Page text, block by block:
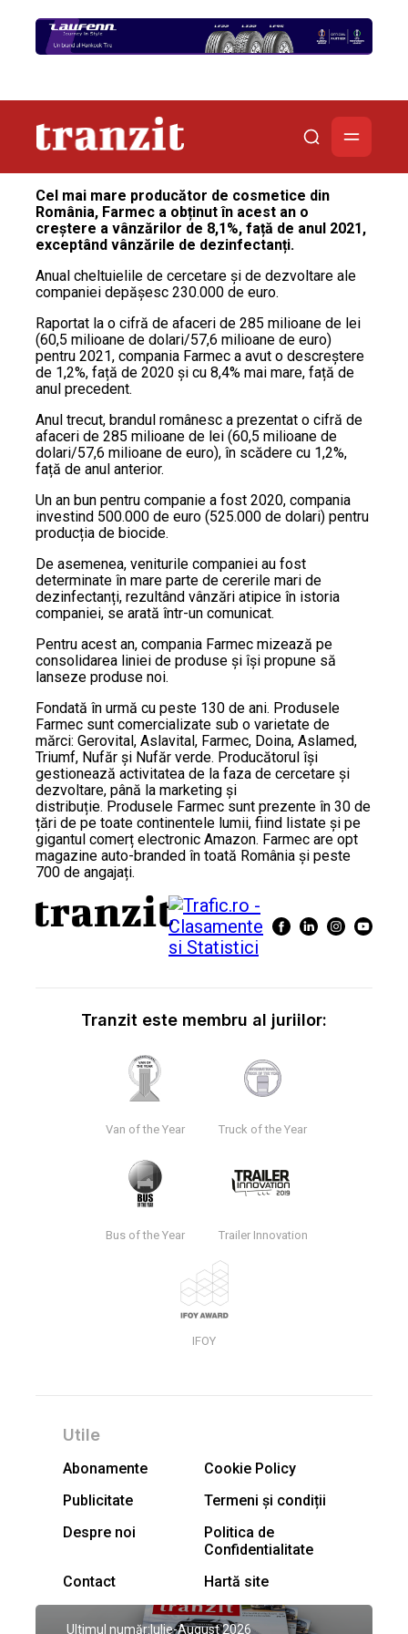
Cel mai mare producător de cosmetice din
România, Farmec a obținut în acest an o
creștere a vânzărilor de 8,1%, față de anul 2021,
exceptând vânzările de dezinfectanți.
Anual cheltuielile de cercetare și de dezvoltare ale
companiei depășesc 230.000 de euro.
Raportat la o cifră de afaceri de 285 milioane de lei
(60,5 milioane de dolari/57,6 milioane de euro)
pentru 2021, compania Farmec a avut o descreștere
de 1,2%, față de 2020 și cu 8,4% mai mare, față de
anul precedent.
Anul trecut, brandul românesc a prezentat o cifră de
afaceri de 285 milioane de lei (60,5 milioane de
dolari/57,6 milioane de euro), în scădere cu 1,2%,
față de anul anterior.
Un an bun pentru companie a fost 2020, compania
investind 500.000 de euro (525.000 de dolari) pentru
producția de biocide.
De asemenea, veniturile companiei au fost
determinate în mare parte de cererile mari de
dezinfectanți, rezultând vânzări atipice în istoria
companiei, se arată într-un comunicat.
Pentru acest an, compania Farmec mizează pe
consolidarea liniei de produse și își propune să
lanseze produse noi.
Fondată în urmă cu peste 130 de ani. Produsele
Farmec sunt comercializate sub o varietate de
mărci: Gerovital, Aslavital, Farmec, Doina, Aslamed,
Triumf, Nufăr şi Nufăr verde. Producătorul își
gestionează activitatea de la faza de cercetare și
dezvoltare, până la marketing și
distribuție. Produsele Farmec sunt prezente în 30 de
țări de pe toate continentele lumii, fiind listate și pe
gigantul comerț electronic Amazon. Farmec are opt
magazine auto-branded în toată România și peste
700 de angajați.
Tranzit este membru al juriilor:
Van of the Year Truck of the Year
Bus of the Year Trailer Innovation
IFOY
Utile
Abonamente
Cookie Policy
Publicitate
Termeni și condiții
Despre noi
Politica de
Confidentialitate
Contact
Hartă site
Ultimul număr:Iulie-August 2026